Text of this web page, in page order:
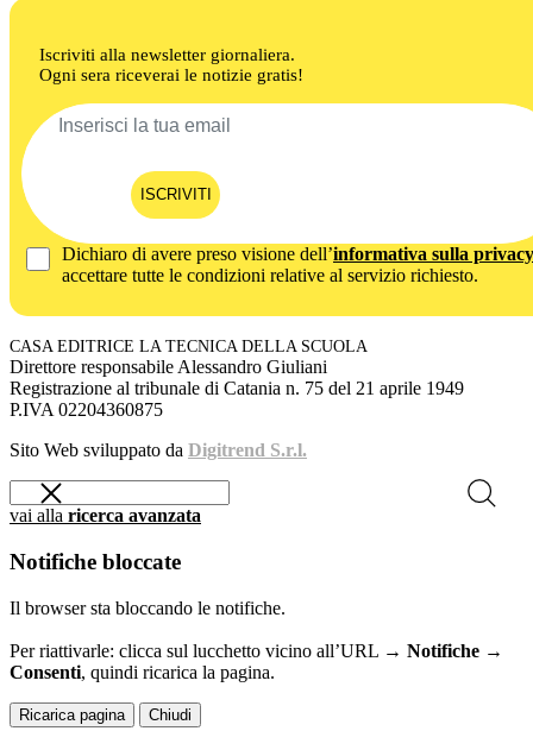
Iscriviti alla newsletter giornaliera.
Ogni sera riceverai le notizie gratis!
ISCRIVITI
Dichiaro di avere preso visione dell’informativa sulla privacy
accettare tutte le condizioni relative al servizio richiesto.
CASA EDITRICE LA TECNICA DELLA SCUOLA
Direttore responsabile Alessandro Giuliani
Registrazione al tribunale di Catania n. 75 del 21 aprile 1949
P.IVA 02204360875
Sito Web sviluppato da Digitrend S.r.l.
vai alla ricerca avanzata
Notifiche bloccate
Il browser sta bloccando le notifiche.
Per riattivarle: clicca sul lucchetto vicino all’URL → Notifiche →
Consenti, quindi ricarica la pagina.
Ricarica pagina Chiudi